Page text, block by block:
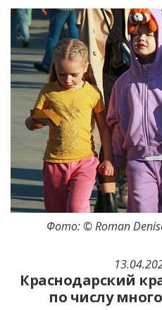
Краснодарский
по числу
Фото: © Roman